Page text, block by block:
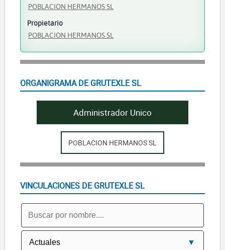
POBLACION HERMANOS SL
Propietario
POBLACION HERMANOS SL
ORGANIGRAMA DE GRUTEXLE SL
Administrador Unico
POBLACION HERMANOS SL
VINCULACIONES DE GRUTEXLE SL